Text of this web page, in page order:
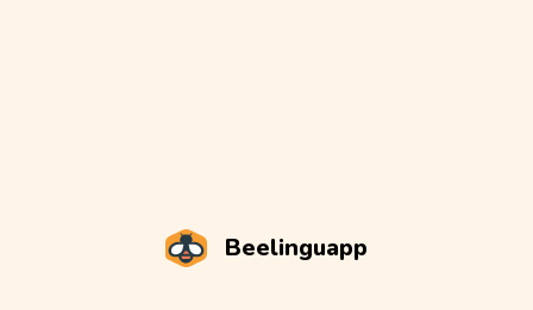
Beelinguapp